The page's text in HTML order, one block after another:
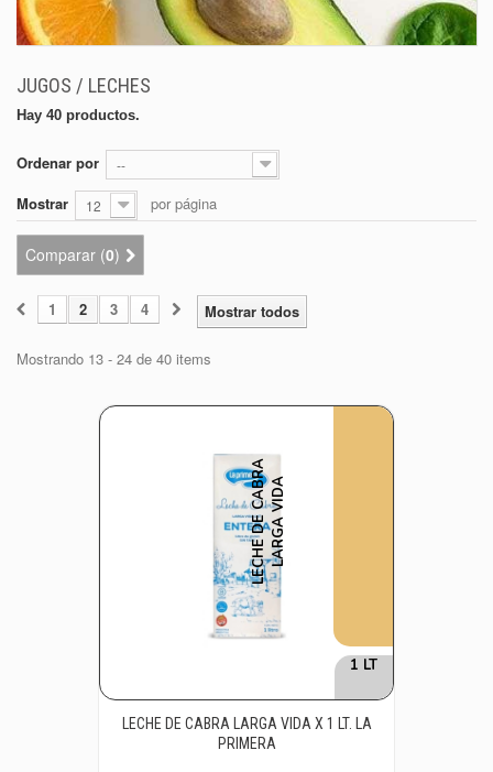
JUGOS / LECHES
Hay 40 productos.
Ordenar por --
Mostrar 12 por página
Comparar (0)
Mostrar todos
1 2 3 4
Mostrando 13 - 24 de 40 items
L
E
C
H
E
D
E
C
A
B
R
A
L
A
R
G
A
V
I
DA
1 LT
LECHE DE CABRA LARGA VIDA X 1 LT. LA
PRIMERA